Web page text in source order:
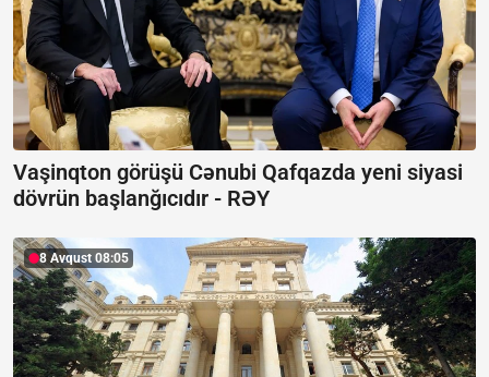
Vaşinqton görüşü Cənubi Qafqazda yeni siyasi
dövrün başlanğıcıdır - RƏY
8 Avqust 08:05